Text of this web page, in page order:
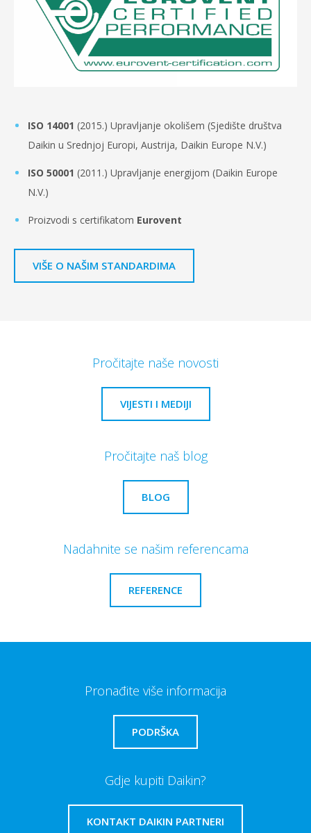
ISO 14001 (2015.) Upravljanje okolišem (Sjedište društva
Daikin u Srednjoj Europi, Austrija, Daikin Europe N.V.)
ISO 50001 (2011.) Upravljanje energijom (Daikin Europe
N.V.)
Proizvodi s certifikatom Eurovent
VIŠE O NAŠIM STANDARDIMA
Pročitajte naše novosti
VIJESTI I MEDIJI
Pročitajte naš blog
BLOG
Nadahnite se našim referencama
REFERENCE
Pronađite više informacija
PODRŠKA
Gdje kupiti Daikin?
KONTAKT DAIKIN PARTNERI